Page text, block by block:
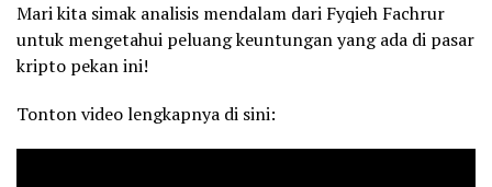
Mari kita simak analisis mendalam dari Fyqieh Fachrur
untuk mengetahui peluang keuntungan yang ada di pasar
kripto pekan ini!
Tonton video lengkapnya di sini: